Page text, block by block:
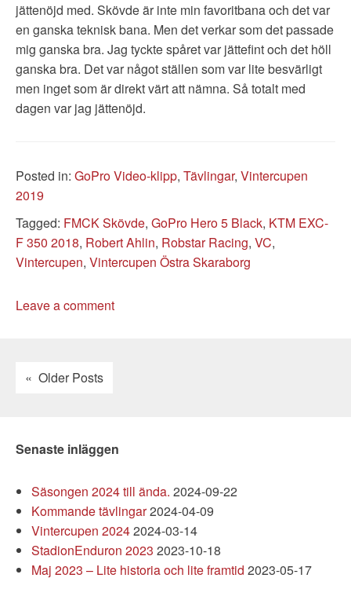
jättenöjd med. Skövde är inte min favoritbana och det var
en ganska teknisk bana. Men det verkar som det passade
mig ganska bra. Jag tyckte spåret var jättefint och det höll
ganska bra. Det var något ställen som var lite besvärligt
men inget som är direkt värt att nämna. Så totalt med
dagen var jag jättenöjd.
Posted in: Categories
GoPro Video-klipp, Tävlingar, Vintercupen
2019
Tagged: Tags
FMCK Skövde, GoPro Hero 5 Black, KTM EXC-
F 350 2018, Robert Ahlin, Robstar Racing, VC,
Vintercupen, Vintercupen Östra Skaraborg
Leave a comment
Older Posts
Senaste inläggen
Säsongen 2024 till ända. 2024-09-22
Kommande tävlingar2024-04-09
Vintercupen 20242024-03-14
StadionEnduron 2023 2023-10-18
Maj 2023 – Lite historia och lite framtid 2023-05-17